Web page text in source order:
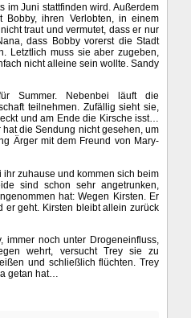
im Juni stattfinden wird. Außerdem
Bobby, ihren Verlobten, in einem
traut und vermutet, dass er nur
dass Bobby vorerst die Stadt
Letztlich muss sie aber zugeben,
nicht alleine sein wollte. Sandy
Summer. Nebenbei läuft die
teilnehmen. Zufällig sieht sie,
und am Ende die Kirsche isst…
die Sendung nicht gesehen, um
Ärger mit dem Freund von Mary-
zuhause und kommen sich beim
sind schon sehr angetrunken,
hat: Wegen Kirsten. Er
er geht. Kirsten bleibt allein zurück
immer noch unter Drogeneinfluss,
wehrt, versucht Trey sie zu
und schließlich flüchten. Trey
getan hat…